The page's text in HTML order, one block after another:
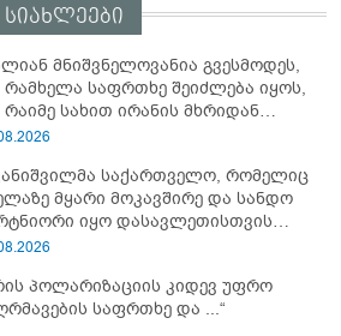
მნიშვნელოვანია გვესმოდეს,
საფრთხე შეიძლება იყოს,
სახით ირანის მხრიდან
ინსტიტუტები აძლიერებს
ხელისუფლების
სტაბილურობას“ - ხატია
საქართველო, რომელიც
მყარი მოკავშირე და სანდო
იყო დასავლეთისთვის
რუსეთის და ირანის
აქცია"
პოლარიზაციის კიდევ უფრო
საფრთხე და ...“